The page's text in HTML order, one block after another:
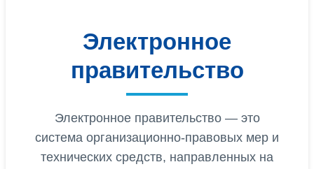
Электронное
правительство
Электронное правительство — это
система организационно-правовых мер и
технических средств, направленных на